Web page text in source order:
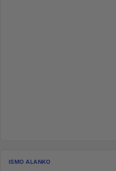
ISMO ALANKO